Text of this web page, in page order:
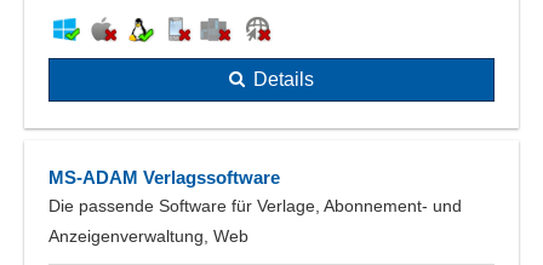
Details
MS-ADAM Verlagssoftware
Die passende Software für Verlage, Abonnement- und
Anzeigenverwaltung, Web